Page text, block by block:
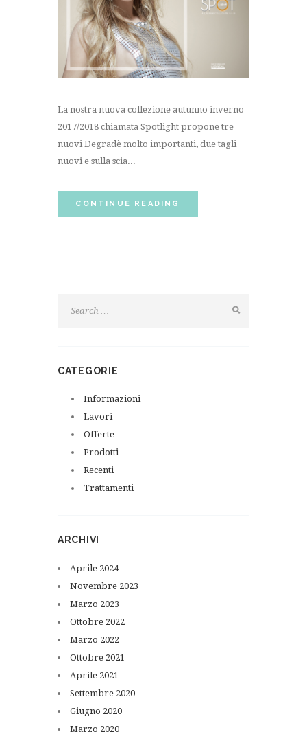
La nostra nuova collezione autunno inverno
2017/2018 chiamata Spotlight propone tre
nuovi Degradè molto importanti, due tagli
nuovi e sulla scia...
CONTINUE READING
CATEGORIE
Informazioni
Lavori
Offerte
Prodotti
Recenti
Trattamenti
ARCHIVI
Aprile 2024
Novembre 2023
Marzo 2023
Ottobre 2022
Marzo 2022
Ottobre 2021
Aprile 2021
Settembre 2020
Giugno 2020
Marzo 2020